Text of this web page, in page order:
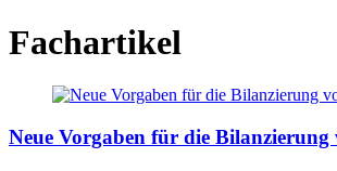
Fachartikel
Neue Vorgaben für die Bilanzierung